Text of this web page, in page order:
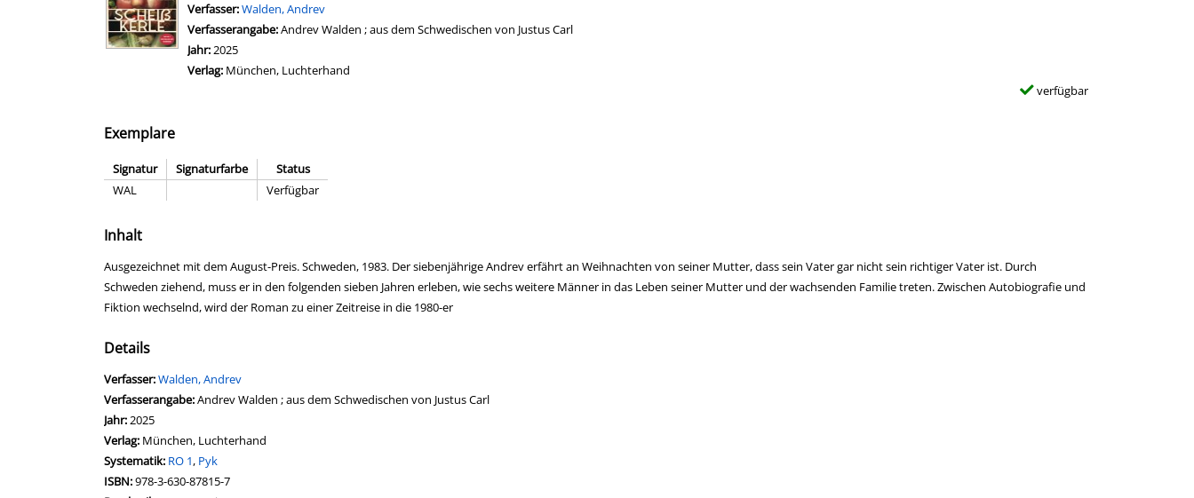
Verfasser:Suche nach diesem Verfasser
Walden, Andrev
Verfasserangabe:Andrev Walden ; aus dem Schwedischen von Justus Carl
Jahr:2025
Verlag: München, Luchterhand
verfügbar
Exemplare
Signatur Signaturfarbe
Status
WAL
Verfügbar
Inhalt
Ausgezeichnet mit dem August-Preis. Schweden, 1983. Der siebenjährige Andrev erfährt an Weihnachten von seiner Mutter, dass sein Vater gar nicht sein richtiger Vater ist. Durch
Schweden ziehend, muss er in den folgenden sieben Jahren erleben, wie sechs weitere Männer in das Leben seiner Mutter und der wachsenden Familie treten. Zwischen Autobiografie und
Fiktion wechselnd, wird der Roman zu einer Zeitreise in die 1980-er
Details
Verfasser:Suche nach diesem Verfasser
Walden, Andrev
Verfasserangabe:Andrev Walden ; aus dem Schwedischen von Justus Carl
Jahr:2025
Verlag: München, Luchterhand
opens in new tab
Diesen Link in neuem Tab öffnen
Systematik: Suche nach dieser Systematik
RO 1, Pyk
Suche nach diesem Interessenskreis
ISBN:978-3-630-87815-7